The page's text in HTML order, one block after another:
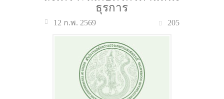
ธุรการ
12 ก.พ. 2569 205